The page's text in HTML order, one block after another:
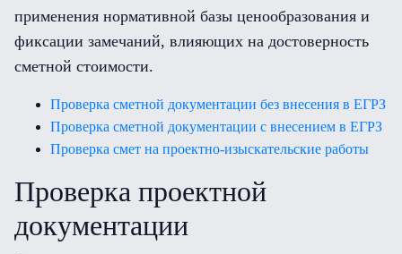
применения нормативной базы ценообразования и
фиксации замечаний, влияющих на достоверность
сметной стоимости.
Проверка сметной документации без внесения в ЕГРЗ
Проверка сметной документации с внесением в ЕГРЗ
Проверка смет на проектно-изыскательские работы
Проверка проектной
документации